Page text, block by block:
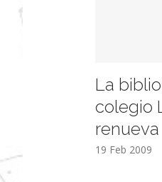
La
colegio
renueva
19 Feb 2009